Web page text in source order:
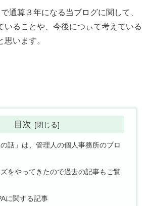
通算３年になる当ブログに関して、
いることや、今後につぃて考えている
います。
目次
の話」は、管理人の個人事務所のブロ
をやってきたので過去の記事もご覧
に関する記事